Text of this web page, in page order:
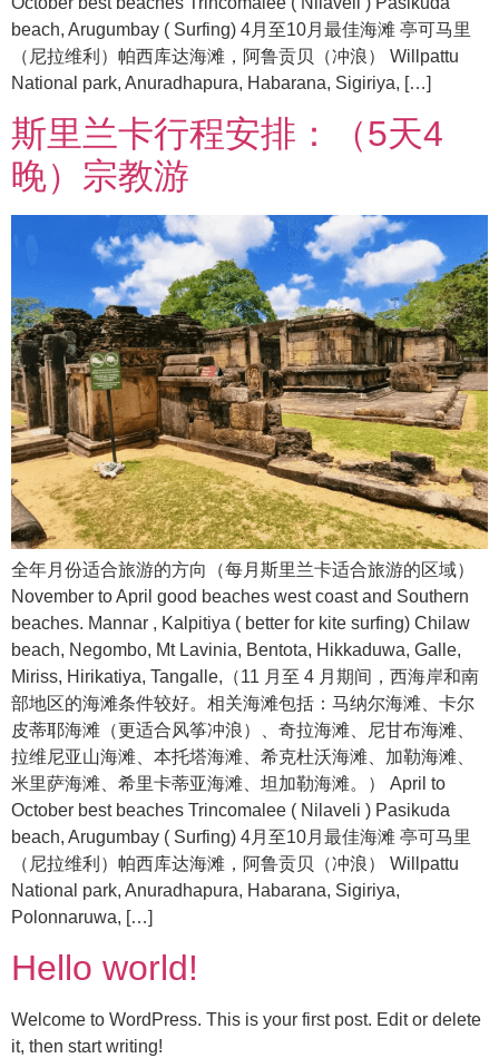
beach, Arugumbay ( Surfing) 4月至10月最佳海滩 亭可马里
（尼拉维利）帕西库达海滩，阿鲁贡贝（冲浪） Willpattu
National park, Anuradhapura, Habarana, Sigiriya, […]
斯里兰卡行程安排：（5天4
晚）宗教游
全年月份适合旅游的方向（每月斯里兰卡适合旅游的区域）
November to April good beaches west coast and Southern
beaches. Mannar , Kalpitiya ( better for kite surfing) Chilaw
beach, Negombo, Mt Lavinia, Bentota, Hikkaduwa, Galle,
Miriss, Hirikatiya, Tangalle,（11 月至 4 月期间，西海岸和南
部地区的海滩条件较好。相关海滩包括：马纳尔海滩、卡尔
皮蒂耶海滩（更适合风筝冲浪）、奇拉海滩、尼甘布海滩、
拉维尼亚山海滩、本托塔海滩、希克杜沃海滩、加勒海滩、
米里萨海滩、希里卡蒂亚海滩、坦加勒海滩。） April to
October best beaches Trincomalee ( Nilaveli ) Pasikuda
beach, Arugumbay ( Surfing) 4月至10月最佳海滩 亭可马里
（尼拉维利）帕西库达海滩，阿鲁贡贝（冲浪） Willpattu
National park, Anuradhapura, Habarana, Sigiriya,
Polonnaruwa, […]
Hello world!
Welcome to WordPress. This is your first post. Edit or delete
it, then start writing!